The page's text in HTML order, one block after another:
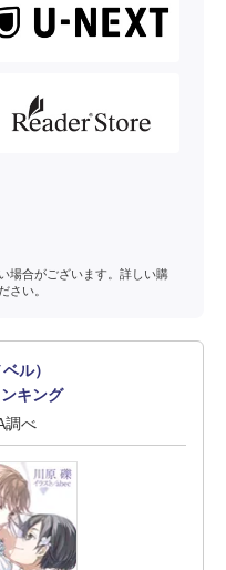
場合がございます。詳しい購
さい。
ル）
キング
調べ